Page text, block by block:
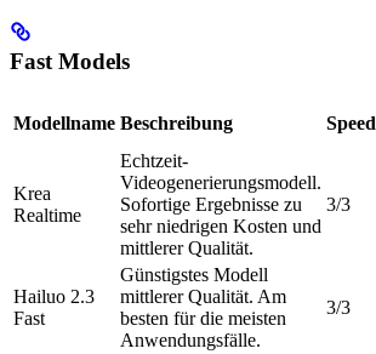
Fast Models
Modellname Beschreibung Speed
Krea
Realtime
Echtzeit-
Videogenerierungsmodell.
Sofortige Ergebnisse zu
sehr niedrigen Kosten und
mittlerer Qualität.
3/3
Hailuo 2.3
Fast
Günstigstes Modell
mittlerer Qualität. Am
besten für die meisten
Anwendungsfälle.
3/3